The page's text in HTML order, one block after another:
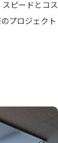
ピードとコス
プロジェクト